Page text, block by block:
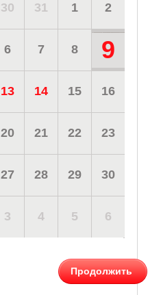
30 31 1 2
6 7 8 9
13 14 15 16
20 21 22 23
27 28 29 30
3 4 5 6
Продолжить